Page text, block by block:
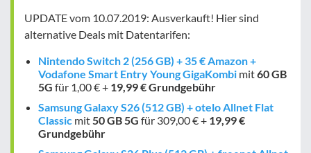
UPDATE vom 10.07.2019: Ausverkauft! Hier sind
alternative Deals mit Datentarifen:
Nintendo Switch 2 (256 GB) + 35 € Amazon +
Vodafone Smart Entry Young GigaKombi mit60 GB
5G für 1,00 € + 19,99 € Grundgebühr
Samsung Galaxy S26 (512 GB) + otelo Allnet Flat
Classic mit50 GB5G für 309,00 € + 19,99 €
Grundgebühr